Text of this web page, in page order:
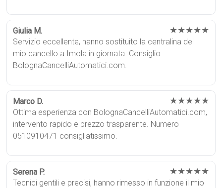
Giulia M. ★★★★★
Servizio eccellente, hanno sostituito la centralina del
mio cancello a Imola in giornata. Consiglio
BolognaCancelliAutomatici.com.
Marco D. ★★★★★
Ottima esperienza con BolognaCancelliAutomatici.com,
intervento rapido e prezzo trasparente. Numero
0510910471 consigliatissimo.
Serena P. ★★★★★
Tecnici gentili e precisi, hanno rimesso in funzione il mio